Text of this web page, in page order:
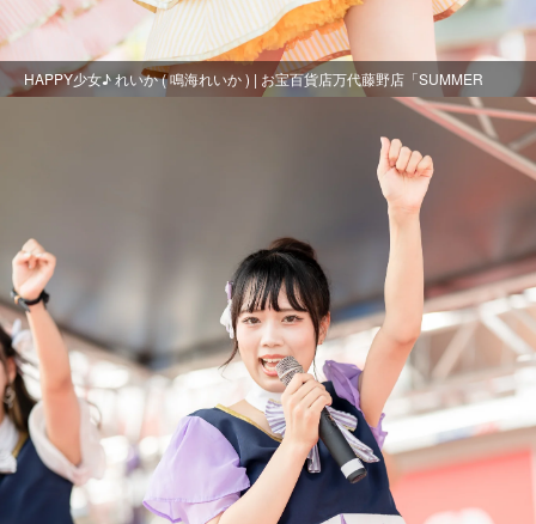
HAPPY少女♪ れいか ( 鳴海れいか ) | お宝百貨店万代藤野店「SUMMER